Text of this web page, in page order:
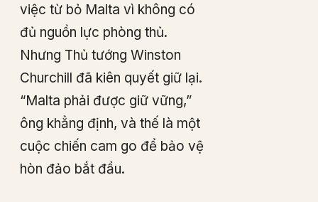
việc từ bỏ Malta vì không có
đủ nguồn lực phòng thủ.
Nhưng Thủ tướng Winston
Churchill đã kiên quyết giữ lại.
“Malta phải được giữ vững,”
ông khẳng định, và thế là một
cuộc chiến cam go để bảo vệ
hòn đảo bắt đầu.